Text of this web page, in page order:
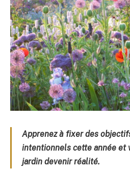
Apprenez à fixer des
intentionnels cette année et
jardin devenir réalité.